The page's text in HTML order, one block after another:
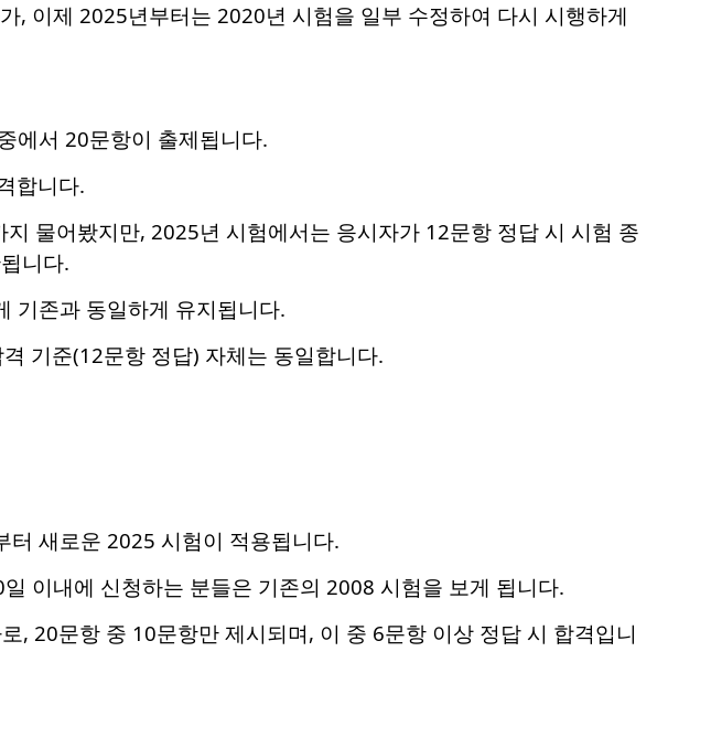
, 이제 2025년부터는 2020년 시험을 일부 수정하여 다시 시행하게
에서 20문항이 출제됩니다.
합니다.
물어봤지만, 2025년 시험에서는 응시자가 12문항 정답 시 시험 종
니다.
기존과 동일하게 유지됩니다.
기준(12문항 정답) 자체는 동일합니다.
새로운 2025 시험이 적용됩니다.
이내에 신청하는 분들은 기존의 2008 시험을 보게 됩니다.
, 20문항 중 10문항만 제시되며, 이 중 6문항 이상 정답 시 합격입니